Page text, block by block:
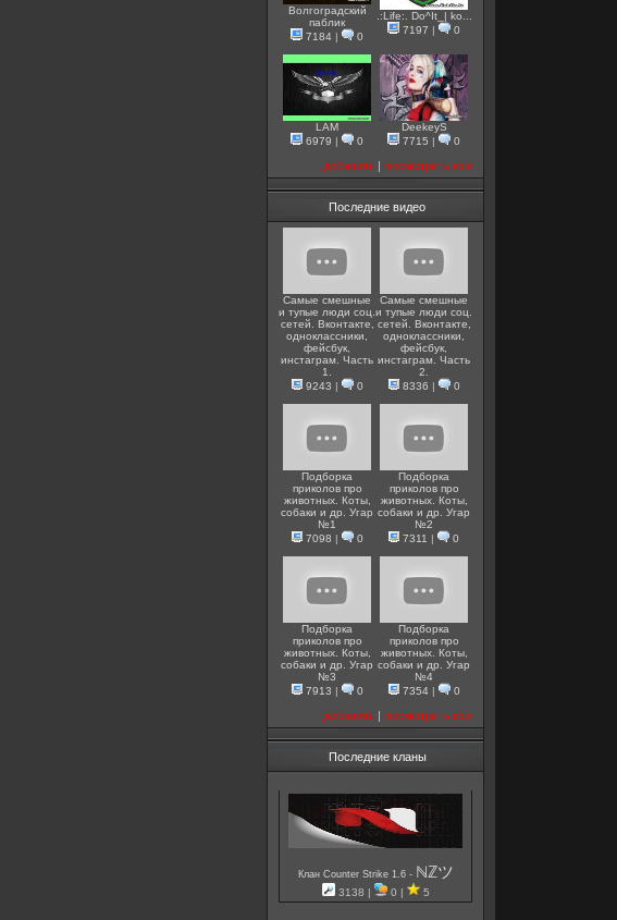
Волгоградский
паблик
7184 | 0
.:Life:. Do^It_| ko...
7197 | 0
LAM
6979 | 0
DeekeyS
7715 | 0
добавить | посмотреть все
Последние видео
Самые смешные
и тупые люди соц.
сетей. Вконтакте,
одноклассники,
фейсбук,
инстаграм. Часть
1.
9243 | 0
Самые смешные
и тупые люди соц.
сетей. Вконтакте,
одноклассники,
фейсбук,
инстаграм. Часть
2.
8336 | 0
Подборка
приколов про
животных. Коты,
собаки и др. Угар
№1
7098 | 0
Подборка
приколов про
животных. Коты,
собаки и др. Угар
№2
7311 | 0
Подборка
приколов про
животных. Коты,
собаки и др. Угар
№3
7913 | 0
Подборка
приколов про
животных. Коты,
собаки и др. Угар
№4
7354| 0
добавить | посмотреть все
Последние кланы
Клан Counter Strike 1.6 - ℕℤツ
3138 | 0 | 5